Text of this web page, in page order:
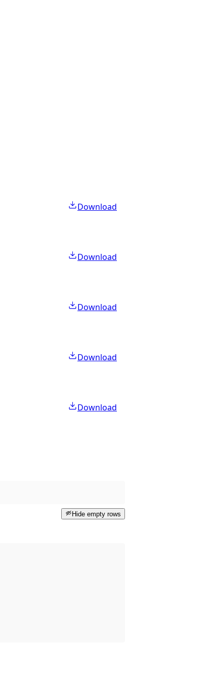
Download
Download
Download
Download
Download
Hide empty rows